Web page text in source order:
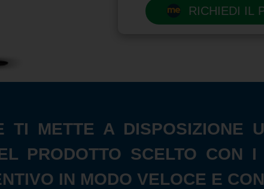
RICHIEDI IL
TI METTE A DISPOSIZIONE
PRODOTTO SCELTO CON
IN MODO VELOCE E